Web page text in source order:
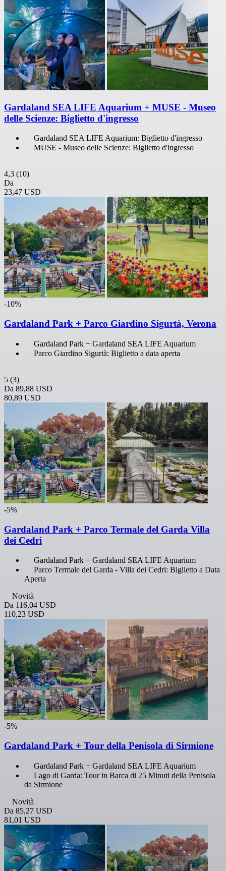
Gardaland SEA LIFE Aquarium + MUSE - Museo
delle Scienze: Biglietto d'ingresso
Gardaland SEA LIFE Aquarium: Biglietto d'ingresso
MUSE - Museo delle Scienze: Biglietto d'ingresso
4,3 (10)
Da
23,47 USD
-10%
Gardaland Park + Parco Giardino Sigurtà, Verona
Gardaland Park + Gardaland SEA LIFE Aquarium
Parco Giardino Sigurtà: Biglietto a data aperta
5 (3)
Da 89,88 USD
80,89 USD
-5%
Gardaland Park + Parco Termale del Garda Villa
dei Cedri
Gardaland Park + Gardaland SEA LIFE Aquarium
Parco Termale del Garda - Villa dei Cedri: Biglietto a Data
Aperta
Novità
Da 116,04 USD
110,23 USD
-5%
Gardaland Park + Tour della Penisola di Sirmione
Gardaland Park + Gardaland SEA LIFE Aquarium
Lago di Garda: Tour in Barca di 25 Minuti della Penisola
da Sirmione
Novità
Da 85,27 USD
81,01 USD